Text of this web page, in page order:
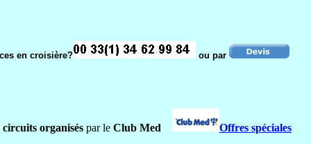
en croisière? ou par
circuits organisés par le Club Med
Offres spéciales